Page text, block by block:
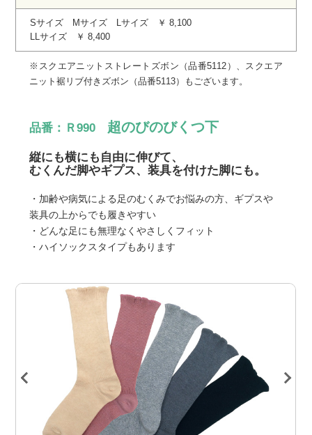
Sサイズ Mサイズ Lサイズ ￥ 8,100
LLサイズ ￥ 8,400
※スクエアニットストレートズボン（品番5112）、スクエア
ニット裾リブ付きズボン（品番5113）もございます。
品番：Ｒ990 超のびのびくつ下
縦にも横にも自由に伸びて、
むくんだ脚やギプス、装具を付けた脚にも。
・加齢や病気による足のむくみでお悩みの方、ギプスや
装具の上からでも履きやすい
・どんな足にも無理なくやさしくフィット
・ハイソックスタイプもあります